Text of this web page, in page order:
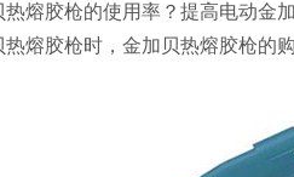
胶枪的使用率？提高电动金
熔胶枪时，金加贝热熔胶枪的